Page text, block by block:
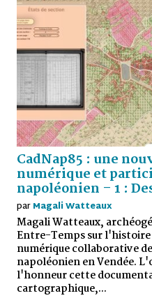
CadNap85 : une
numérique et
napoléonien – 1 :
parMagali Watteaux
Magali Watteaux,
Entre-Temps sur
numérique collaborative
napoléonien en Vendée.
l'honneur cette
cartographique,...